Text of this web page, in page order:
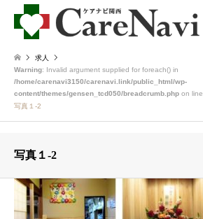
求人
Warning: Invalid argument supplied for foreach() in
/home/carenavi3150/carenavi.link/public_html/wp-
content/themes/gensen_tcd050/breadcrumb.php on line
写真１-2
写真１-2